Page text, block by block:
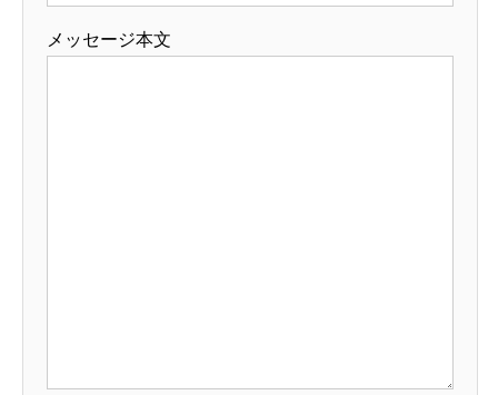
メッセージ本文